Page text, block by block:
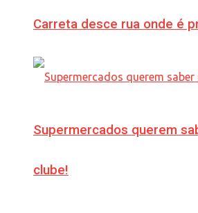
Carreta desce rua onde é
Supermercados querem
clube!